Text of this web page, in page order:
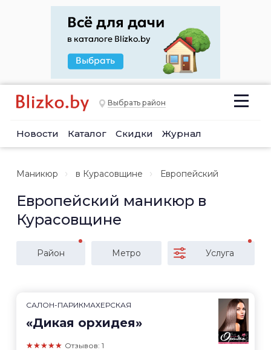
Выбрать район
Новости Каталог Скидки Журнал
Маникюр в Курасовщине Европейский
Европейский маникюр в
Курасовщине
Район Метро Услуга
САЛОН-ПАРИКМАХЕРСКАЯ
«Дикая орхидея»
★★★★★ Отзывов: 1